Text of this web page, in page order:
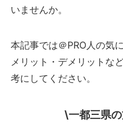
いませんか。
本記事では＠PRO人の気
メリット・デメリットな
考にしてください。
\一都三県